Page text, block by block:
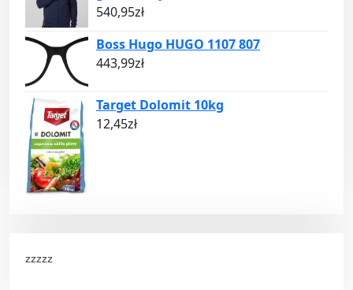
540,95zł
Boss Hugo HUGO 1107 807
443,99zł
Target Dolomit 10kg
12,45zł
zzzzz